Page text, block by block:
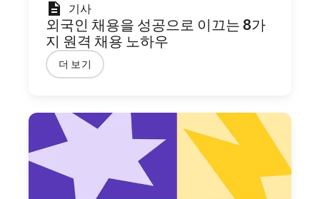
기사
외국인 채용을 성공으로 이끄는 8가
지 원격 채용 노하우
더 보기